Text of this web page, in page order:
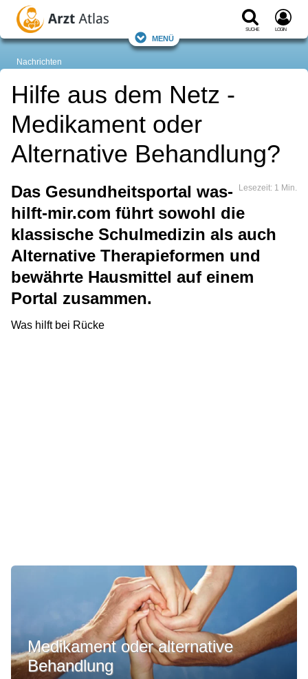
Suche Login
Menü
Nachrichten
Hilfe aus dem Netz -
Medikament oder
Alternative Behandlung?
Lesezeit: 1 Min.
Das Gesundheitsportal was-
hilft-mir.com führt sowohl die
klassische Schulmedizin als auch
Alternative Therapieformen und
bewährte Hausmittel auf einem
Portal zusammen.
Was hilft bei Rücke
Medikament oder alternative
Behandlung